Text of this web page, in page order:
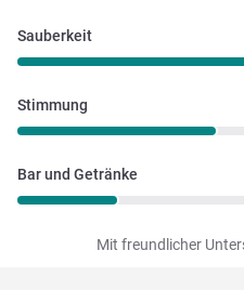
Sauberkeit
Stimmung
Bar und Getränke
Mit freundlicher